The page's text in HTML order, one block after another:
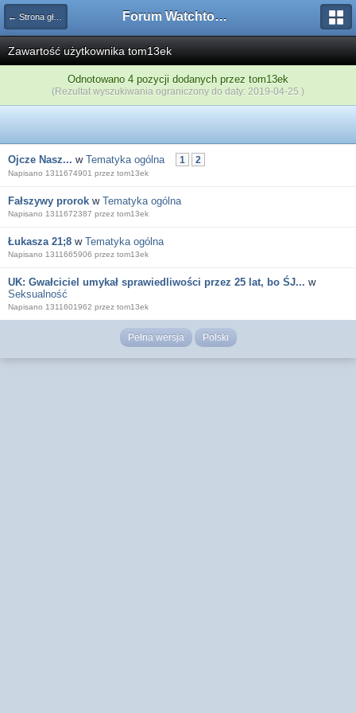
← Strona główna Forum Watchtower
Zawartość użytkownika tom13ek
Odnotowano 4 pozycji dodanych przez tom13ek
(Rezultat wyszukiwania ograniczony do daty: 2019-04-25 )
Ojcze Nasz... w Tematyka ogólna 1 2
Napisano 1311674901 przez tom13ek
Fałszywy prorok w Tematyka ogólna
Napisano 1311672387 przez tom13ek
Łukasza 21;8 w Tematyka ogólna
Napisano 1311665906 przez tom13ek
UK: Gwałciciel umykał sprawiedliwości przez 25 lat, bo ŚJ... w
Seksualność
Napisano 1311601962 przez tom13ek
Pełna wersja Polski